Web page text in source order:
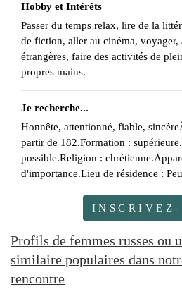
Hobby et Intérêts
Passer du temps relax, lire de la
de fiction, aller au cinéma, voyager,
étrangères, faire des activités de
propres mains.
Je recherche...
Honnête, attentionné, fiable,
partir de 182.Formation :
possible.Religion :
d'importance.Lieu de résidence :
INSCRIVEZ-
Profils de femmes russes ou
similaire populaires dans
rencontre